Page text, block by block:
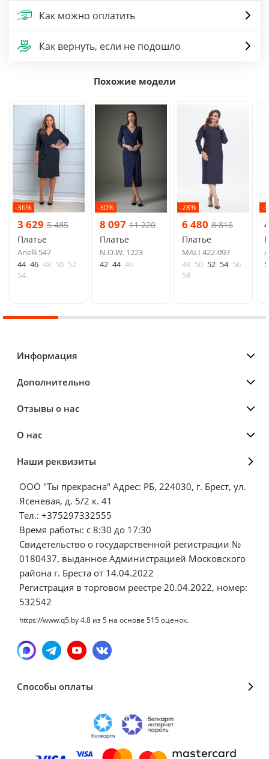
Как можно оплатить
Как вернуть, если не подошло
Похожие модели
-36%
3 629 5 485
Платье
Anelli 547
44 46 48 50 52
54
-30%
8 097 11 220
Платье
N.O.W. 1223
42 44 46
-28%
6 480 8 816
Платье
MALI 422-097
48 50 52 54 56
58
-
Информация
Дополнительно
Отзывы о нас
О нас
Наши реквизиты
ООО "Ты прекрасна" Адрес: РБ, 224030, г. Брест, ул.
Ясеневая, д. 5/2 к. 41
Тел.: +375297332555
Время работы: с 8:30 до 17:30
Свидетельство о государственной регистрации №
0180437, выданное Администрацией Московского
района г. Бреста от 14.04.2022
Регистрация в торговом реестре 20.04.2022, номер:
532542
https://www.q5.by4.8 из5 на основе 515оценок.
Способы оплаты